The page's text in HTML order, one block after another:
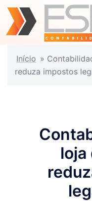
Início »
reduza impostos
loja